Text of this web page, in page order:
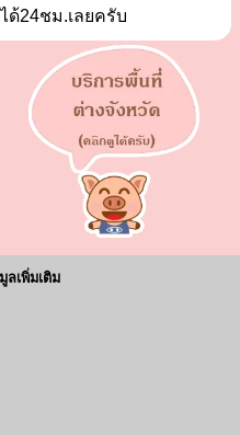
ด้24ชม.เลยครับ
เพิ่มเติม